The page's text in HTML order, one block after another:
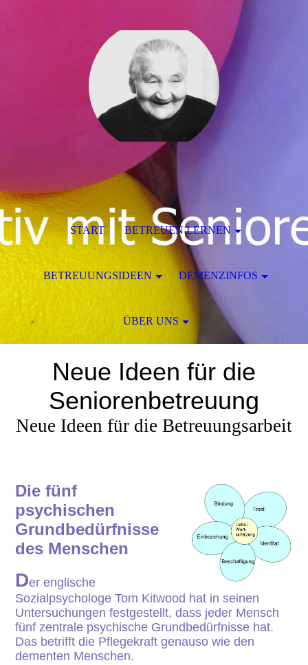
Neue Ideen für die
Seniorenbetreuung
Neue Ideen für die Betreuungsarbeit
Die fünf
psychischen
Grundbedürfnisse
des Menschen
Der englische
Sozialpsychologe Tom Kitwood hat in seinen
Untersuchungen festgestellt, dass jeder Mensch
fünf zentrale psychische Grundbedürfnisse hat.
Das betrifft die Pflegekraft genauso wie den
dementen Menschen.
START BETREUEN LERNEN
BETREUUNGSIDEEN DEMENZINFOS
ÜBER UNS